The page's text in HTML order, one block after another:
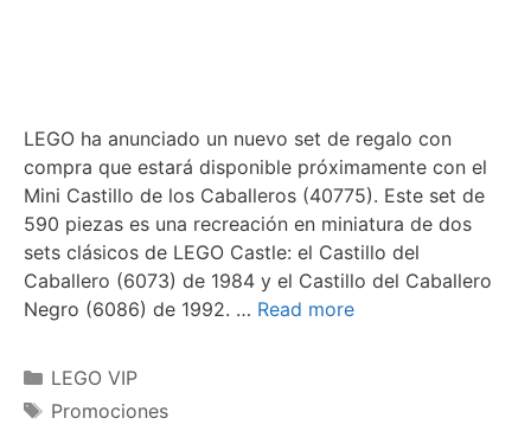
LEGO ha anunciado un nuevo set de regalo con
compra que estará disponible próximamente con el
Mini Castillo de los Caballeros (40775). Este set de
590 piezas es una recreación en miniatura de dos
sets clásicos de LEGO Castle: el Castillo del
Caballero (6073) de 1984 y el Castillo del Caballero
Negro (6086) de 1992. … Read more
Categories
LEGO VIP
Tags
Promociones